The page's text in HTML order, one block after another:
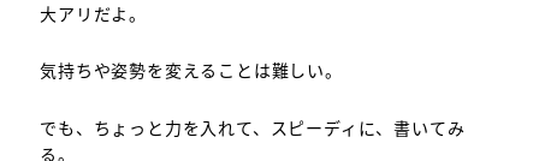
大アリだよ。
気持ちや姿勢を変えることは難しい。
でも、ちょっと力を入れて、スピーディに、書いてみ
る。